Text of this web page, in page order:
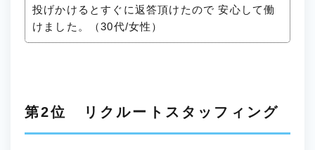
投げかけるとすぐに返答頂けたので 安心して働
けました。（30代/女性）
第2位 リクルートスタッフィング